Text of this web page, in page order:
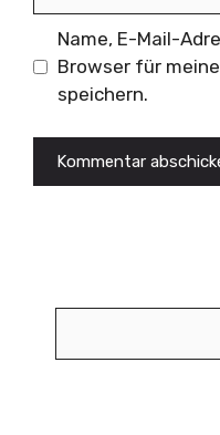
Name, E-Mail-
Browser für
speichern.